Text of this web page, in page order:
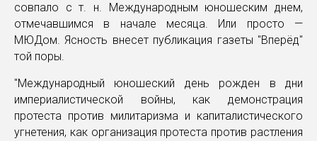
совпало с т. н. Международным юношеским днем,
отмечавшимся в начале месяца. Или просто —
МЮДом. Ясность внесет публикация газеты "Вперёд"
той поры.
"Международный юношеский день рожден в дни
империалистической войны, как демонстрация
протеста против милитаризма и капиталистического
угнетения, как организация протеста против растления